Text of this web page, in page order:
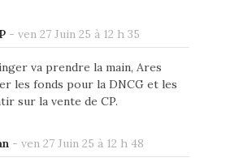
- ven 27 Juin 25 à 12 h 35
va prendre la main, Ares
les fonds pour la DNCG et les
sur la vente de CP.
- ven 27 Juin 25 à 12 h 48